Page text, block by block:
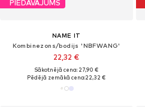
PIEDĀVĀJUMS
NAME IT
Kombinezons/bodijs 'NBFWANG'
22,32 €
Sākotnējā cena: 27,90 €
Pēdējā zemākā cena:22,32 €